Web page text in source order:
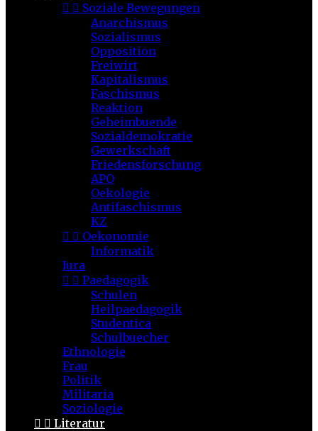
  Soziale Bewegungen
Anarchismus
Sozialismus
Opposition
Freiwirt
Kapitalismus
Faschismus
Reaktion
Geheimbuende
Sozialdemokratie
Gewerkschaft
Friedensforschung
APO
Oekologie
Antifaschismus
KZ
  Oekonomie
Informatik
Jura
  Paedagogik
Schulen
Heilpaedagogik
Studentica
Schulbuecher
Ethnologie
Frau
Politik
Militaria
Soziologie
  Literatur